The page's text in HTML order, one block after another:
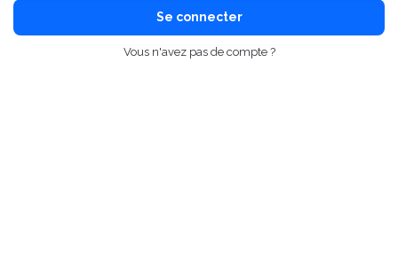
Se connecter
Vous n'avez pas de compte ?